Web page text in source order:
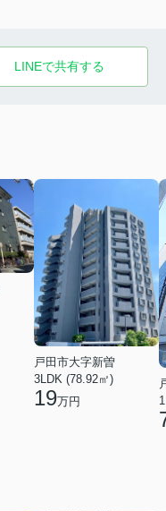
LINEで共有する
戸田市大字新曽
3LDK (78.92㎡)
19万円